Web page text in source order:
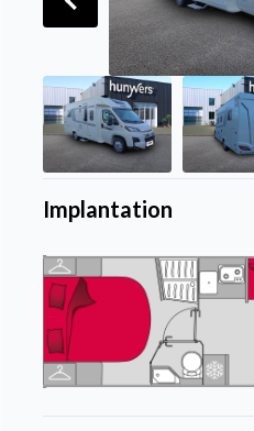
Implantation